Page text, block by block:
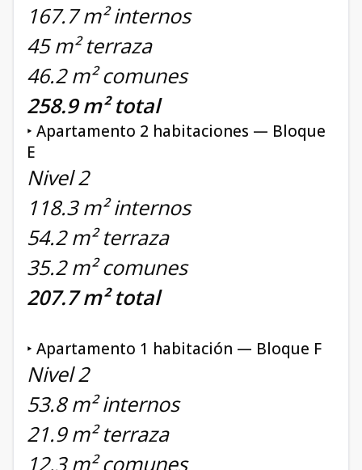
167.7 m² internos
45 m² terraza
46.2 m² comunes
258.9 m² total
‣ Apartamento 2 habitaciones — Bloque
E
Nivel 2
118.3 m² internos
54.2 m² terraza
35.2 m² comunes
207.7 m² total
‣ Apartamento 1 habitación — Bloque F
Nivel 2
53.8 m² internos
21.9 m² terraza
12.3 m² comunes